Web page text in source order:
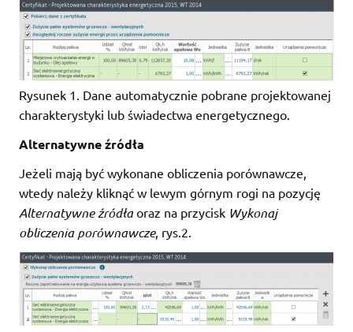
Rysunek 1. Dane automatycznie pobrane projektowanej
charakterystyki lub świadectwa energetycznego.
Alternatywne źródła
Jeżeli mają być wykonane obliczenia porównawcze,
wtedy należy kliknąć w lewym górnym rogi na pozycję
Alternatywne źródłaoraz na przycisk Wykonaj
obliczenia porównawcze, rys.2.